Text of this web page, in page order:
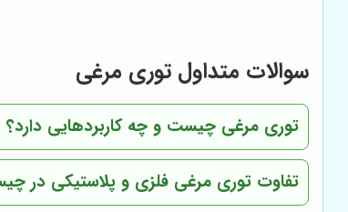
سوالات متداول توری مرغی
توری مرغی چیست و چه کاربردهایی دارد؟
تفاوت توری مرغی فلزی و پلاستیکی در